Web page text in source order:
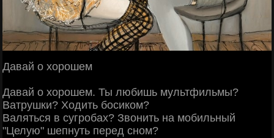
Давай о хорошем
Давай о хорошем. Ты любишь мультфильмы?
Ватрушки? Ходить босиком?
Валяться в сугробах? Звонить на мобильный
"Целую" шепнуть перед сном?